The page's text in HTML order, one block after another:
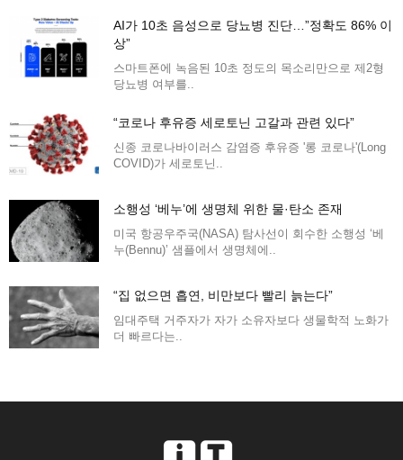
AI가 10초 음성으로 당뇨병 진단…”정확도 86% 이
상”
스마트폰에 녹음된 10초 정도의 목소리만으로 제2형
당뇨병 여부를..
“코로나 후유증 세로토닌 고갈과 관련 있다”
신종 코로나바이러스 감염증 후유증 '롱 코로나'(Long
COVID)가 세로토닌..
소행성 ‘베누’에 생명체 위한 물·탄소 존재
미국 항공우주국(NASA) 탐사선이 회수한 소행성 ‘베
누(Bennu)’ 샘플에서 생명체에..
“집 없으면 흡연, 비만보다 빨리 늙는다”
임대주택 거주자가 자가 소유자보다 생물학적 노화가
더 빠르다는..